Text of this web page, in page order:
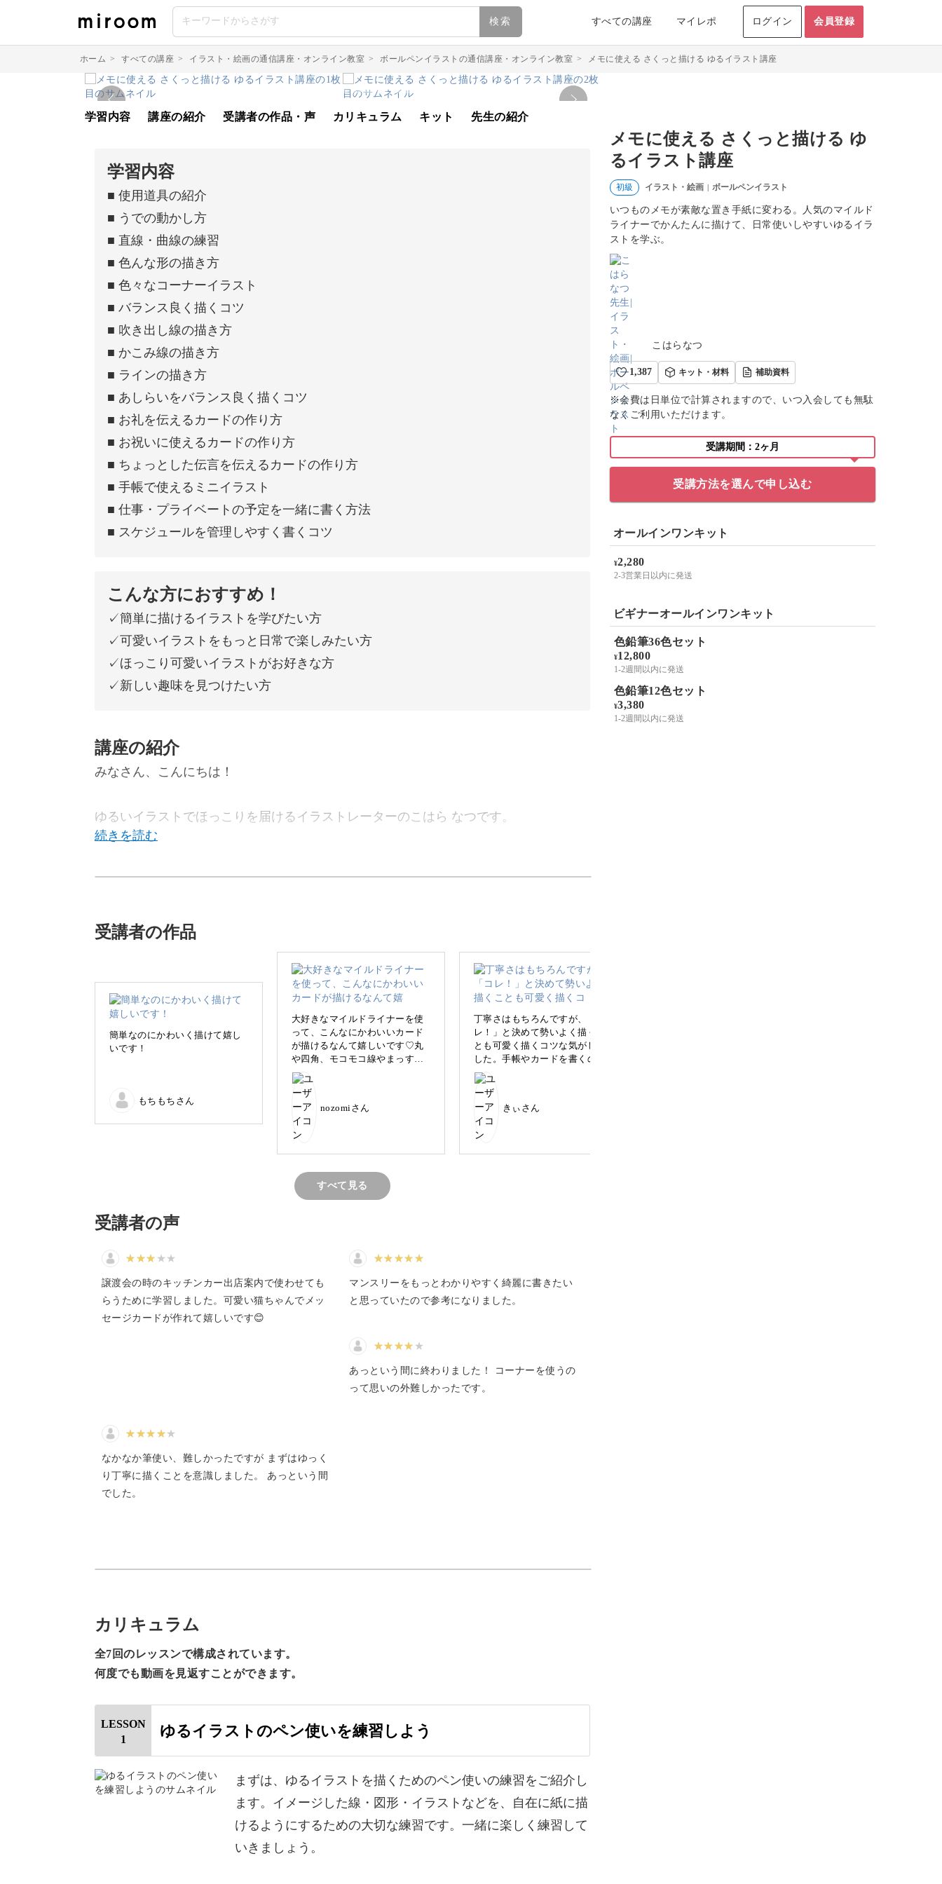
検索 すべての講座 マイレポ ログイン 会員登録
ホーム > すべての講座 > イラスト・絵画の通信講座・オンライン教室 > ボールペンイラストの通信講座・オンライン教室 > メモに使える さくっと描ける ゆるイラスト講座
メモに使える さくっと描ける ゆ
るイラスト講座
初級 イラスト・絵画 | ボールペンイラスト
いつものメモが素敵な置き手紙に変わる。人気のマイルド
ライナーでかんたんに描けて、日常使いしやすいゆるイラ
ストを学ぶ。
こはらなつ
1,387 キット・材料 補助資料
※会費は日単位で計算されますので、いつ入会しても無駄
なくご利用いただけます。
受講期間：2ヶ月
受講方法を選んで申し込む
オールインワンキット
¥2,280
2-3営業日以内に発送
ビギナーオールインワンキット
色鉛筆36色セット
¥12,800
1-2週間以内に発送
色鉛筆12色セット
¥3,380
1-2週間以内に発送
学習内容 講座の紹介 受講者の作品・声 カリキュラム キット 先生の紹介
学習内容
■ 使用道具の紹介
■ うでの動かし方
■ 直線・曲線の練習
■ 色んな形の描き方
■ 色々なコーナーイラスト
■ バランス良く描くコツ
■ 吹き出し線の描き方
■ かこみ線の描き方
■ ラインの描き方
■ あしらいをバランス良く描くコツ
■ お礼を伝えるカードの作り方
■ お祝いに使えるカードの作り方
■ ちょっとした伝言を伝えるカードの作り方
■ 手帳で使えるミニイラスト
■ 仕事・プライベートの予定を一緒に書く方法
■ スケジュールを管理しやすく書くコツ
こんな方におすすめ！
✓簡単に描けるイラストを学びたい方
✓可愛いイラストをもっと日常で楽しみたい方
✓ほっこり可愛いイラストがお好きな方
✓新しい趣味を見つけたい方
講座の紹介
みなさん、こんにちは！
ゆるいイラストでほっこりを届けるイラストレーターのこはら なつです。
さて、今回の講座では、ペン1本でさくっと簡単に描ける“ゆるイラスト”を、みなさん
と一緒に楽しんでいきたいと思います。
日常の中でメモを書くときにさくっと描けるゆるいイラストをご紹介するので、実際の
暮らしの中で取り入れやすいのが嬉しいポイント。
絵を描くことに苦手意識のある方も、大丈夫！そんな方にも楽しく学んでいただけるカ
日常の中で「おやつ冷蔵庫にあるよ」や「17時に戻ります」など、ちょっと伝言を伝え
たい場面ってけっこうありますよね。
ただの事務的なメモも、ゆるイラストを添えれば、気持ちが伝わる可愛いメッセージに
変わります♪
描くのも楽しく、受け取る方も嬉しい！
さくっと簡単に描けて実用的♪
今回ご紹介するのは、さくっと簡単に描けるゆるーいイラスト。
受講者の作品
簡単なのにかわいく描けて嬉し
いです！
もちもちさん
大好きなマイルドライナーを使
って、こんなにかわいいカード
が描けるなんて嬉しいです♡丸
や四角、モコモコ線やまっすぐ
の線を組み合わせるだけでかわ
いくなって、なつ先生の教え方
のおかげです〜✨自分の持って
いる色鉛筆の色が限られていて
重ねるのが難しいところもあり
ましたが、頑張りました！
nozomiさん
丁寧さはもちろんですが、「コ
レ！」と決めて勢いよく描くこ
とも可愛く描くコツな気がしま
した。手帳やカードを書くのが
楽しくなりそうです。
きぃさん
すべて見る
受講者の声
譲渡会の時のキッチンカー出店案内で使わせても
らうために学習しました。可愛い猫ちゃんでメッ
セージカードが作れて嬉しいです😊
マンスリーをもっとわかりやすく綺麗に書きたい
と思っていたので参考になりました。
あっという間に終わりました！ コーナーを使うの
って思いの外難しかったです。
なかなか筆使い、難しかったですが まずはゆっく
り丁寧に描くことを意識しました。 あっという間
でした。
カリキュラム
全7回のレッスンで構成されています。
何度でも動画を見返すことができます。
LESSON
1
ゆるイラストのペン使いを練習しよう
まずは、ゆるイラストを描くためのペン使いの練習をご紹介し
ます。イメージした線・図形・イラストなどを、自在に紙に描
けるようにするための大切な練習です。一緒に楽しく練習して
いきましょう。